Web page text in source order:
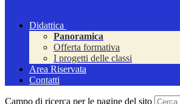
Didattica
Panoramica
Offerta formativa
I progetti delle classi
Area Riservata
Contatti
Campo di ricerca per le pagine del sito